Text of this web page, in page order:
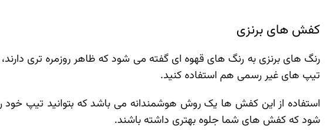
کفش ‌های برنزی
رنگ‌ های برنزی به رنگ‌ های قهوه‌ ای گفته می‌ شود که ظاهر روزمره تری
تیپ های غیر رسمی هم استفاده کنید.
استفاده از این کفش‌ ها یک روش هوشمندانه می ‌باشد که بتوانید تیپ
‌شود که کفش‌ های شما جلوه بهتری داشته باشند.